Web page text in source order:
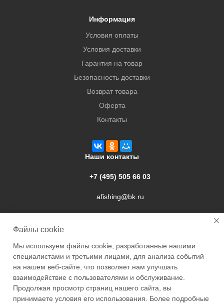
Информация
Условия оплаты
Условия доставки
Гарантия на товар
Безопасность доставки
Возврат товара
Оферта
Контакты
Наши контакты
+7 (495) 505 66 03
afishing@bk.ru
2026 © Academyfishing - продажа товаров для рыбалки по
Москве и России
Файлы cookie
Мы используем файлы cookie, разработанные нашими
специалистами и третьими лицами, для анализа событий
на нашем веб-сайте, что позволяет нам улучшать
взаимодействие с пользователями и обслуживание.
Продолжая просмотр страниц нашего сайта, вы
принимаете условия его использования. Более подробные